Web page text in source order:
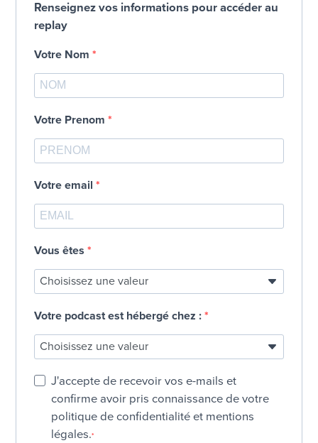
Renseignez vos informations pour accéder au
replay
Votre Nom
Votre Prenom
Votre email
Vous êtes
Votre podcast est hébergé chez :
J'accepte de recevoir vos e-mails et
confirme avoir pris connaissance de votre
politique de confidentialité et mentions
légales.